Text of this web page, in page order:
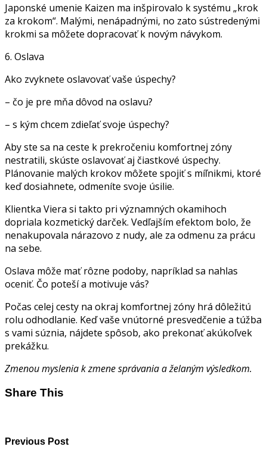
Japonské umenie Kaizen ma inšpirovalo k systému „krok
za krokom“. Malými, nenápadnými, no zato sústredenými
krokmi sa môžete dopracovať k novým návykom.
6. Oslava
Ako zvyknete oslavovať vaše úspechy?
– čo je pre mňa dôvod na oslavu?
– s kým chcem zdieľať svoje úspechy?
Aby ste sa na ceste k prekročeniu komfortnej zóny
nestratili, skúste oslavovať aj čiastkové úspechy.
Plánovanie malých krokov môžete spojiť s míľnikmi, ktoré
keď dosiahnete, odmeníte svoje úsilie.
Klientka Viera si takto pri významných okamihoch
dopriala kozmetický darček. Vedľajším efektom bolo, že
nenakupovala nárazovo z nudy, ale za odmenu za prácu
na sebe.
Oslava môže mať rôzne podoby, napríklad sa nahlas
oceniť. Čo poteší a motivuje vás?
Počas celej cesty na okraj komfortnej zóny hrá dôležitú
rolu odhodlanie. Keď vaše vnútorné presvedčenie a túžba
s vami súznia, nájdete spôsob, ako prekonať akúkoľvek
prekážku.
Zmenou myslenia k zmene správania a želaným výsledkom.
Share This
Previous Post